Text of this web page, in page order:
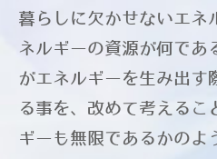
暮らしに欠かせないエネ
ネルギーの資源が何であ
がエネルギーを生み出す
る事を、改めて考えるこ
ギーも無限であるかのよ